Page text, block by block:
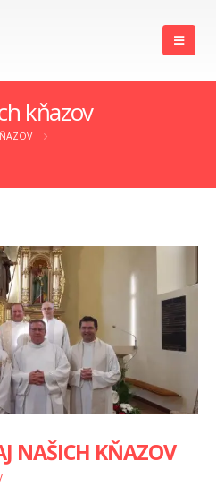
kňazov
NAŠICH KŇAZOV